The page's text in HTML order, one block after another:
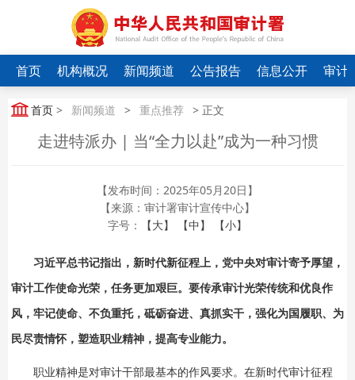
首页 机构概况 新闻频道 公告报告 信息公开 审计
首页 > 新闻频道 > 重点推荐 > 正文
走进特派办 | 当“全力以赴”成为一种习惯
【发布时间：2025年05月20日】
【来源：审计署审计宣传中心】
字号：
【大】 【中】 【小】
习近平总书记指出，新时代新征程上，党中央对审计寄予厚望，
审计工作使命光荣，任务更加艰巨。要传承审计光荣传统和优良作
风，牢记使命、不负重托，砥砺奋进、真抓实干，强化为国履职、为
民尽责情怀，塑造职业精神，提高专业能力。
职业精神是对审计干部最基本的作风要求。在新时代审计征程